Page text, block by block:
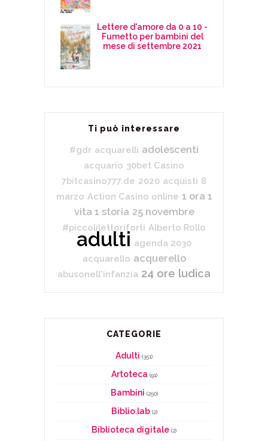
Lettere d'amore da 0 a 10 -
Fumetto per bambini del
mese di settembre 2021
Ti può interessare
#gdr acquarelli adolescenti
acquario 30bet Casino
7bitcasino777.de 2020 acquisti 8
marzo Action Casino online 1 ora 1
vita 1 storia 25 novembre
#piccolilettoriforti Alberto Rollo
adulti agenda 2030
acquarello acquerello
abusonell'infanzia 24 ore ludica
CATEGORIE
Adulti (351)
Artoteca (91)
Bambini (250)
Biblio.lab(2)
Biblioteca digitale (2)